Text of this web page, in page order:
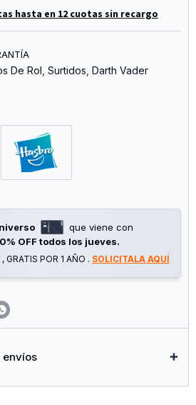
hasta en 12 cuotas sin recargo
De Rol, Surtidos, Darth Vader
que viene con
OFF todos los jueves.
GRATIS POR 1 AÑO . SOLICITALA AQUÍ
envíos